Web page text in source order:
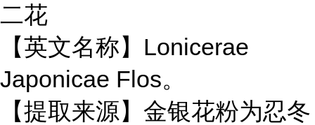
二花
【英文名称】Lonicerae
Japonicae Flos。
【提取来源】金银花粉为忍冬